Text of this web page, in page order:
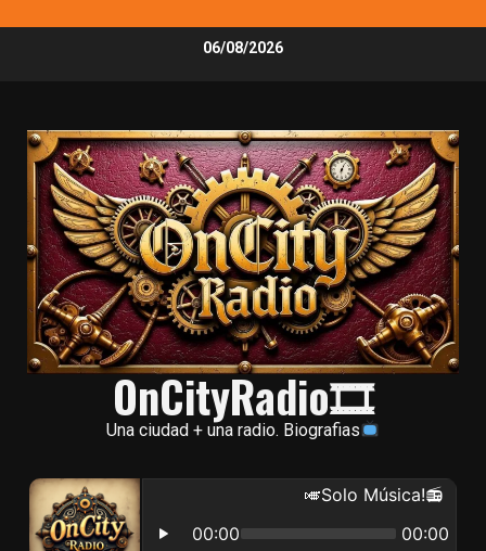
06/08/2026
OnCityRadio🎞
Una ciudad + una radio. Biografias